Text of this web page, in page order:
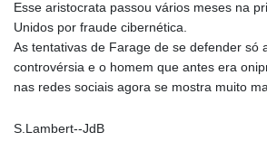
Esse aristocrata passou vários meses na
Unidos por fraude cibernética.
As tentativas de Farage de se defender só
controvérsia e o homem que antes era
nas redes sociais agora se mostra muito
S.Lambert--JdB